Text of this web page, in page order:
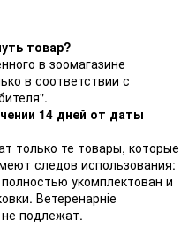
товар?
в зоомагазине
в соответствии с
14 дней от даты
только те товары, которые
следов использования:
укомплектован и
Ветеренарніе
подлежат.